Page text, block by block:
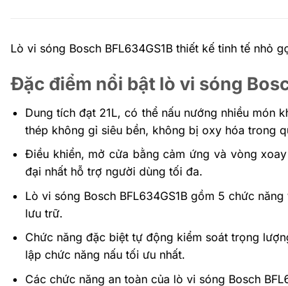
Lò vi sóng Bosch BFL634GS1B thiết kế tinh tế nhỏ
Đặc điểm nổi bật lò vi sóng
Dung tích đạt 21L, có thể nấu nướng nhiều món
thép không gỉ siêu bền, không bị oxy hóa trong
Điều khiển, mở cửa bằng cảm ứng và vòng
đại nhất hỗ trợ người dùng tối đa.
Lò vi sóng Bosch BFL634GS1B gồm 5 chức
lưu trữ.
Chức năng đặc biệt tự động kiểm soát trọng
lập chức năng nấu tối ưu nhất.
Các chức năng an toàn của lò vi sóng Bosch